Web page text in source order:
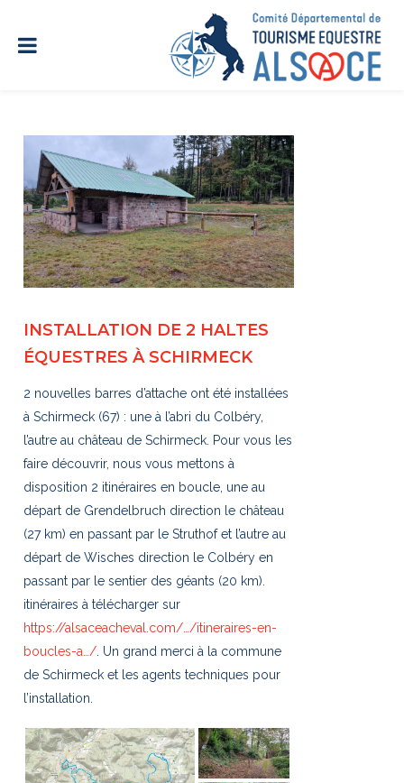
INSTALLATION DE 2 HALTES
ÉQUESTRES À SCHIRMECK
2 nouvelles barres d’attache ont été installées
à Schirmeck (67) : une à l’abri du Colbéry,
l’autre au château de Schirmeck. Pour vous les
faire découvrir, nous vous mettons à
disposition 2 itinéraires en boucle, une au
départ de Grendelbruch direction le château
(27 km) en passant par le Struthof et l’autre au
départ de Wisches direction le Colbéry en
passant par le sentier des géants (20 km).
itinéraires à télécharger sur
https://alsaceacheval.com/…/itineraires-en-
boucles-a…/ . Un grand merci à la commune
de Schirmeck et les agents techniques pour
l’installation.